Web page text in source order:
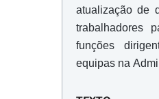
atualização de
trabalhadores
funções
equipas na